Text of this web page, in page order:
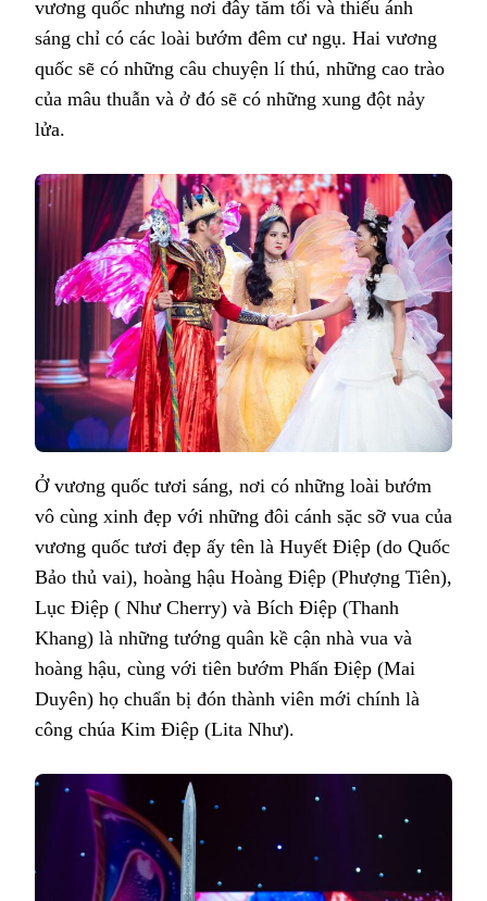
vương quốc nhưng nơi đây tăm tối và thiếu ánh
sáng chỉ có các loài bướm đêm cư ngụ. Hai vương
quốc sẽ có những câu chuyện lí thú, những cao trào
của mâu thuẫn và ở đó sẽ có những xung đột nảy
lửa.
Ở vương quốc tươi sáng, nơi có những loài bướm
vô cùng xinh đẹp với những đôi cánh sặc sỡ vua của
vương quốc tươi đẹp ấy tên là Huyết Điệp (do Quốc
Bảo thủ vai), hoàng hậu Hoàng Điệp (Phượng Tiên),
Lục Điệp ( Như Cherry) và Bích Điệp (Thanh
Khang) là những tướng quân kề cận nhà vua và
hoàng hậu, cùng với tiên bướm Phấn Điệp (Mai
Duyên) họ chuẩn bị đón thành viên mới chính là
công chúa Kim Điệp (Lita Như).